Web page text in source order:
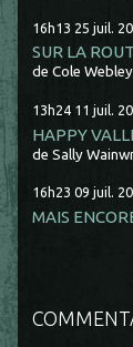
16h13 25 juil.
SUR LA
de Cole
13h24 11 juil.
HAPPY
de Sally
16h23 09 juil.
MAIS